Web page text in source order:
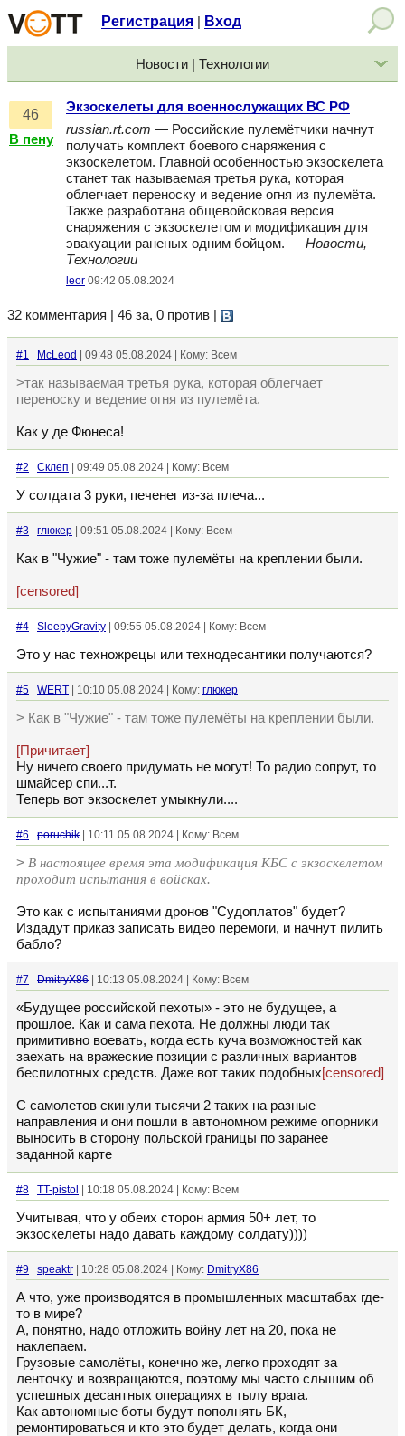
Регистрация Вход
Новости | Технологии
46
В пену
Экзоскелеты для военнослужащих ВС РФ
russian.rt.com — Российские пулемётчики начнут
получать комплект боевого снаряжения с
экзоскелетом. Главной особенностью экзоскелета
станет так называемая третья рука, которая
облегчает переноску и ведение огня из пулемёта.
Также разработана общевойсковая версия
снаряжения с экзоскелетом и модификация для
эвакуации раненых одним бойцом. — Новости,
Технологии
leor 09:42 05.08.2024
32 комментария | 46 за, 0 против
#1 McLeod | 09:48 05.08.2024 | Кому: Всем
>так называемая третья рука, которая облегчает
переноску и ведение огня из пулемёта.
Как у де Фюнеса!
#2 Склеп | 09:49 05.08.2024 | Кому: Всем
У солдата 3 руки, печенег из-за плеча...
#3 глюкер | 09:51 05.08.2024 | Кому: Всем
Как в "Чужие" - там тоже пулемёты на креплении были.
[censored]
#4 SleepyGravity | 09:55 05.08.2024 | Кому: Всем
Это у нас техножрецы или технодесантики получаются?
#5 WERT | 10:10 05.08.2024 | Кому: глюкер
> Как в "Чужие" - там тоже пулемёты на креплении были.
[Причитает]
Ну ничего своего придумать не могут! То радио сопрут, то
шмайсер спи...т.
Теперь вот экзоскелет умыкнули....
#6 poruchik | 10:11 05.08.2024 | Кому: Всем
> В настоящее время эта модификация КБС с экзоскелетом
проходит испытания в войсках.
Это как с испытаниями дронов "Судоплатов" будет?
Издадут приказ записать видео перемоги, и начнут пилить
бабло?
#7 DmitryX86 | 10:13 05.08.2024 | Кому: Всем
«Будущее российской пехоты» - это не будущее, а
прошлое. Как и сама пехота. Не должны люди так
примитивно воевать, когда есть куча возможностей как
заехать на вражеские позиции с различных вариантов
беспилотных средств. Даже вот таких подобных[censored]
С самолетов скинули тысячи 2 таких на разные
направления и они пошли в автономном режиме опорники
выносить в сторону польской границы по заранее
заданной карте
#8 TT-pistol | 10:18 05.08.2024 | Кому: Всем
Учитывая, что у обеих сторон армия 50+ лет, то
экзоскелеты надо давать каждому солдату))))
#9 speaktr | 10:28 05.08.2024 | Кому: DmitryX86
А что, уже производятся в промышленных масштабах где-
то в мире?
А, понятно, надо отложить войну лет на 20, пока не
наклепаем.
Грузовые самолёты, конечно же, легко проходят за
ленточку и возвращаются, поэтому мы часто слышим об
успешных десантных операциях в тылу врага.
Как автономные боты будут пополнять БК,
ремонтироваться и кто это будет делать, когда они